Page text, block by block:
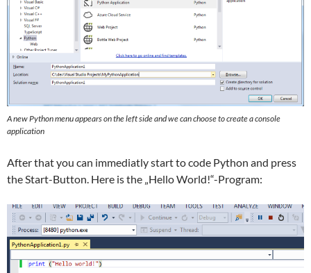
A new Python menu appears on the left side and we can choose to create a console
application
After that you can immediatly start to code Python and press
the Start-Button. Here is the „Hello World!“-Program: